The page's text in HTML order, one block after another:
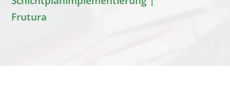
Frutura